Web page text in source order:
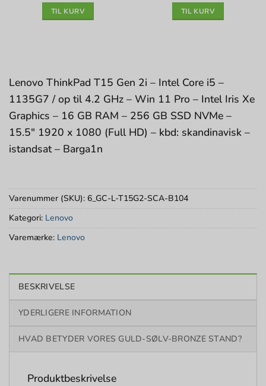
TIL KURV TIL KURV
Lenovo ThinkPad T15 Gen 2i – Intel Core i5 –
1135G7 / op til 4.2 GHz – Win 11 Pro – Intel Iris Xe
Graphics – 16 GB RAM – 256 GB SSD NVMe –
15.5″ 1920 x 1080 (Full HD) – kbd: skandinavisk –
istandsat – Barga1n
Varenummer (SKU): 6_GC-L-T15G2-SCA-B104
Kategori: Lenovo
Varemærke: Lenovo
BESKRIVELSE
YDERLIGERE INFORMATION
HVAD BETYDER VORES GULD-SØLV-BRONZE STAND?
Produktbeskrivelse